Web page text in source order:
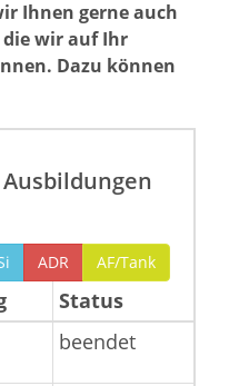
Ihnen gerne auch
wir auf Ihr
Dazu können
ADR AF/Tank
Status
beendet